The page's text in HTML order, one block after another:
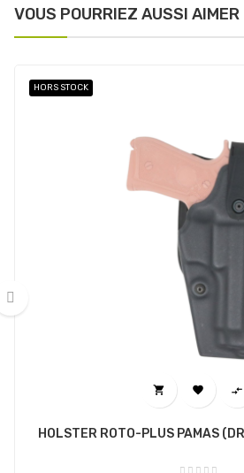
VOUS POURRIEZ AUSSI AIMER
HORS STOCK
  
HOLSTER ROTO-PLUS PAMAS